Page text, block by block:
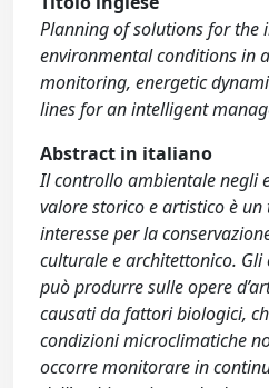
Planning of solutions for the
environmental conditions in
monitoring, energetic
lines for an intelligent
Abstract in italiano
Il controllo ambientale negli
valore storico e artistico è
interesse per la
culturale e architettonico.
può produrre sulle opere
causati da fattori biologici,
condizioni microclimatiche
occorre monitorare in